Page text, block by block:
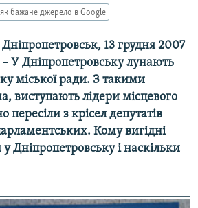
бажане джерело в Google
13 грудня 2007
У Дніпропетровську лунають
міської ради. З такими
виступають лідери місцевого
пересіли з крісел депутатів
Кому вигідні
Дніпропетровську і наскільки